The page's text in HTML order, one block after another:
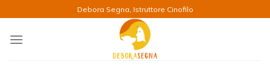
ai
contenuti
Debora Segna, Istruttore Cinofilo